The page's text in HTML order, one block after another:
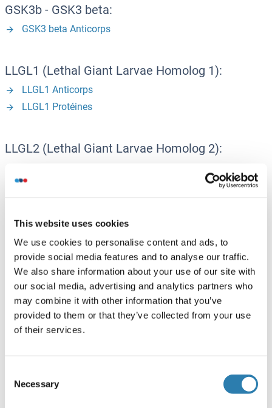
This website uses cookies
We use cookies to personalise content and ads, to
provide social media features and to analyse our traffic.
We also share information about your use of our site with
our social media, advertising and analytics partners who
may combine it with other information that you’ve
provided to them or that they’ve collected from your use
of their services.
Selection
Necessary
GSK3b - GSK3 beta:
GSK3 beta Anticorps
LLGL1 (Lethal Giant Larvae Homolog 1):
LLGL1 Anticorps
LLGL1 Protéines
LLGL2 (Lethal Giant Larvae Homolog 2):
LLGL2 Protéines
LEF1 (Lymphoid Enhancer-Binding Factor 1):
LEF1 Anticorps
LEF1 Kits ELISA
PYGO1 (Pygopus Homolog 1 (Drosophila)):
PYGO1 Protéines